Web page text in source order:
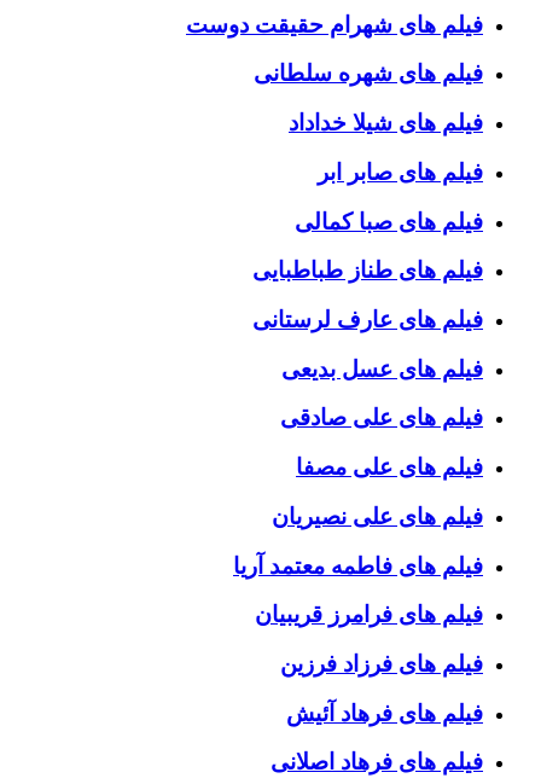
فیلم های شهرام حقیقت دوست
فیلم های شهره سلطانی
فیلم های شیلا خداداد
فیلم های صابر ابر
فیلم های صبا کمالی
فیلم های طناز طباطبایی
فیلم های عارف لرستانی
فیلم های عسل بدیعی
فیلم های علی صادقی
فیلم های علی مصفا
فیلم های علی نصیریان
فیلم های فاطمه معتمد آریا
فیلم های فرامرز قریبیان
فیلم های فرزاد فرزین
فیلم های فرهاد آئیش
فیلم های فرهاد اصلانی